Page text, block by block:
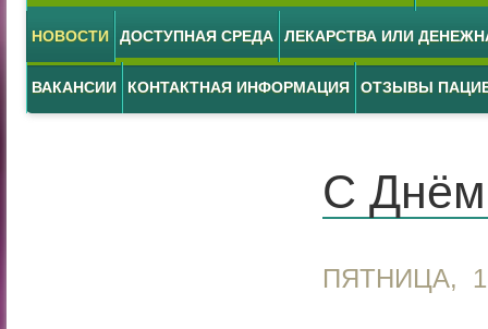
НОВОСТИ ДОСТУПНАЯ СРЕДА ЛЕКАРСТВА ИЛИ
ВАКАНСИИ КОНТАКТНАЯ ИНФОРМАЦИЯ ОТЗЫВЫ
С
ПЯТНИЦА,